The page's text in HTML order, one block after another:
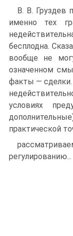
В. В. Груздев
именно тех
бесплодна.
вообще не
означенном
факты — сделки.
условиях
практической
регулированию...